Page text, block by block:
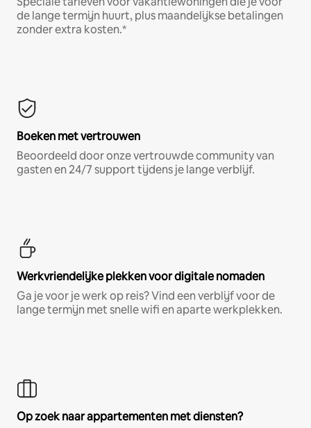
de lange termijn huurt, plus maandelijkse betalingen
zonder extra kosten.*
Boeken met vertrouwen
Beoordeeld door onze vertrouwde community van
gasten en 24/7 support tijdens je lange verblijf.
Werkvriendelijke plekken voor digitale nomaden
Ga je voor je werk op reis? Vind een verblijf voor de
lange termijn met snelle wifi en aparte werkplekken.
Op zoek naar appartementen met diensten?